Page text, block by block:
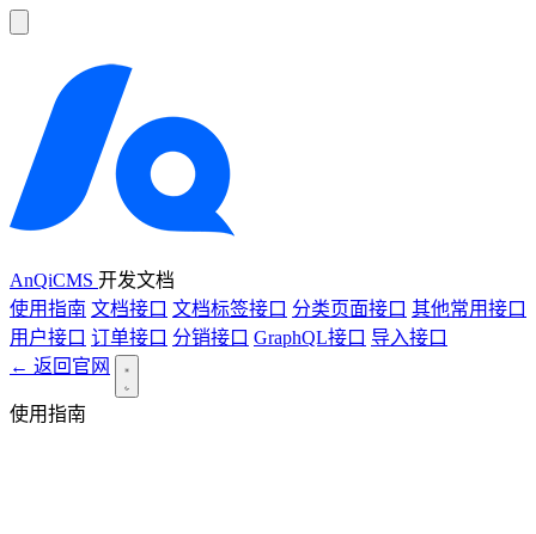
AnQiCMS 开发文档
使用指南 文档接口 文档标签接口 分类页面接口 其他常用接口
用户接口 订单接口 分销接口 GraphQL接口 导入接口
← 返回官网
使用指南